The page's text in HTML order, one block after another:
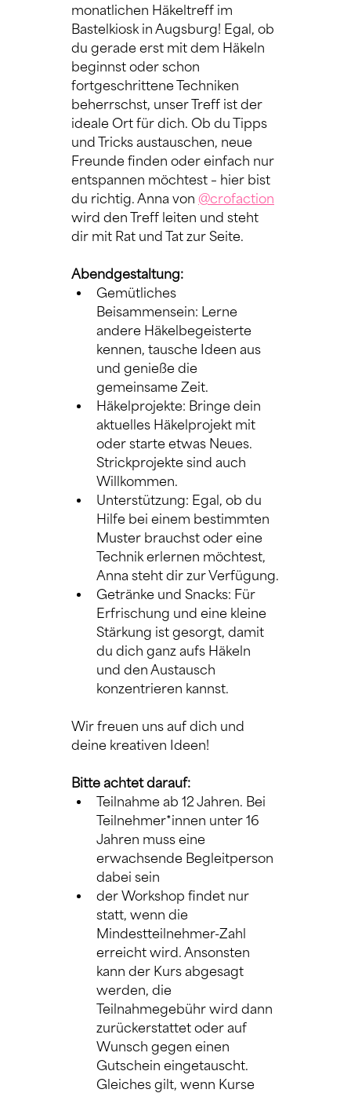
monatlichen Häkeltreff im
Bastelkiosk in Augsburg! Egal, ob
du gerade erst mit dem Häkeln
beginnst oder schon
fortgeschrittene Techniken
beherrschst, unser Treff ist der
ideale Ort für dich. Ob du Tipps
und Tricks austauschen, neue
Freunde finden oder einfach nur
entspannen möchtest – hier bist
du richtig. Anna von @crofaction
wird den Treff leiten und steht
dir mit Rat und Tat zur Seite.
Abendgestaltung:
Gemütliches
Beisammensein: Lerne
andere Häkelbegeisterte
kennen, tausche Ideen aus
und genieße die
gemeinsame Zeit.
Häkelprojekte: Bringe dein
aktuelles Häkelprojekt mit
oder starte etwas Neues.
Strickprojekte sind auch
Willkommen.
Unterstützung: Egal, ob du
Hilfe bei einem bestimmten
Muster brauchst oder eine
Technik erlernen möchtest,
Anna steht dir zur Verfügung.
Getränke und Snacks: Für
Erfrischung und eine kleine
Stärkung ist gesorgt, damit
du dich ganz aufs Häkeln
und den Austausch
konzentrieren kannst.
Wir freuen uns auf dich und
deine kreativen Ideen!
Bitte achtet darauf:
Teilnahme ab 12 Jahren. Bei
Teilnehmer*innen unter 16
Jahren muss eine
erwachsende Begleitperson
dabei sein
der Workshop findet nur
statt, wenn die
Mindestteilnehmer-Zahl
erreicht wird. Ansonsten
kann der Kurs abgesagt
werden, die
Teilnahmegebühr wird dann
zurückerstattet oder auf
Wunsch gegen einen
Gutschein eingetauscht.
Gleiches gilt, wenn Kurse